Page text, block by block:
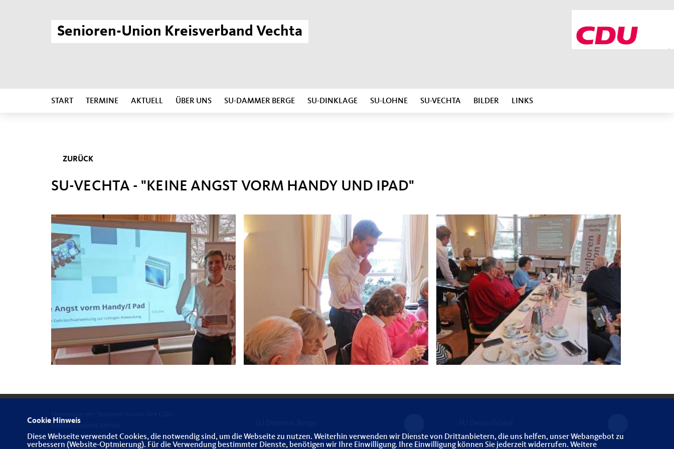
Senioren-Union Kreisverband Vechta
START TERMINE AKTUELL ÜBER UNS SU-DAMMER BERGE SU-DINKLAGE SU-LOHNE SU-VECHTA BILDER LINKS
ZURÜCK
SU-VECHTA - "KEINE ANGST VORM HANDY UND IPAD"
Cookie Hinweis
Diese Webseite verwendet Cookies, die notwendig sind, um die Webseite zu nutzen. Weiterhin verwenden wir Dienste von Drittanbietern, die uns helfen, unser Webangebot zu
verbessern (Website-Optmierung). Für die Verwendung bestimmter Dienste, benötigen wir Ihre Einwilligung. Ihre Einwilligung können Sie jederzeit widerrufen. Weitere